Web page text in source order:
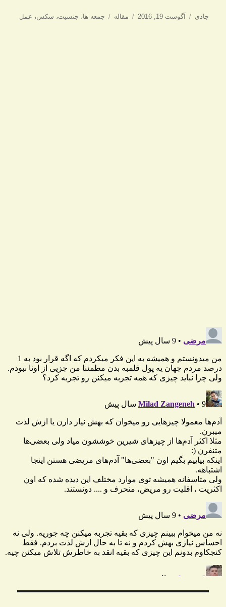
نویسنده
جادی
ارسال
آگوست 19, 2016 دسته‌ها
مقاله برچسب‌ها
جمعه ها، جنسیت، سکس، عمل